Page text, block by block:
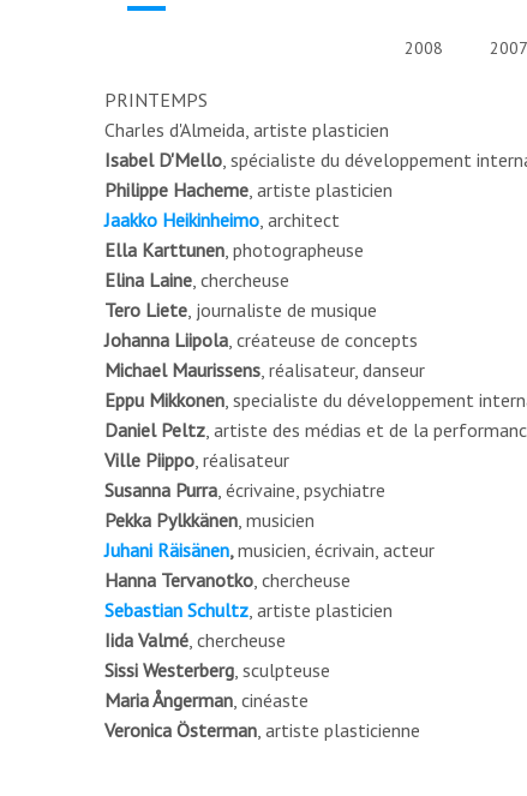
2008 2007
PRINTEMPS
Charles d'Almeida, artiste plasticien
Isabel D'Mello, spécialiste du développement
Philippe Hacheme, artiste plasticien
Jaakko Heikinheimo, architect
Ella Karttunen, photographeuse
Elina Laine, chercheuse
Tero Liete, journaliste de musique
Johanna Liipola, créateuse de concepts
Michael Maurissens, réalisateur, danseur
Eppu Mikkonen, specialiste du développement
Daniel Peltz, artiste des médias et de la
Ville Piippo, réalisateur
Susanna Purra, écrivaine, psychiatre
Pekka Pylkkänen, musicien
Juhani Räisänen,musicien, écrivain, acteur
Hanna Tervanotko, chercheuse
Sebastian Schultz, artiste plasticien
Iida Valmé, chercheuse
Sissi Westerberg, sculpteuse
Maria Ångerman, cinéaste
Veronica Österman, artiste plasticienne